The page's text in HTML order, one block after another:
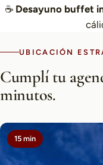
☕ Desayuno buffet
UBICACIÓN
Cumplí tu
minutos.
15 min